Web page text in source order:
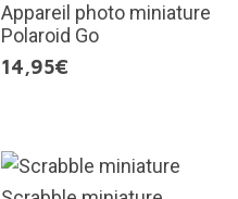
Appareil photo miniature
Polaroid Go
14,95€